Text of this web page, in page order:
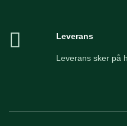
Leverans
Leverans sker på